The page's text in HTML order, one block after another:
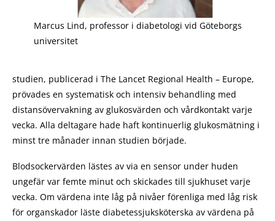
Marcus Lind, professor i diabetologi vid Göteborgs
universitet
studien, publicerad i The Lancet Regional Health – Europe,
prövades en systematisk och intensiv behandling med
distansövervakning av glukosvärden och vårdkontakt varje
vecka. Alla deltagare hade haft kontinuerlig glukosmätning i
minst tre månader innan studien började.
Blodsockervärden lästes av via en sensor under huden
ungefär var femte minut och skickades till sjukhuset varje
vecka. Om värdena inte låg på nivåer förenliga med låg risk
för organskador läste diabetessjuksköterska av värdena på